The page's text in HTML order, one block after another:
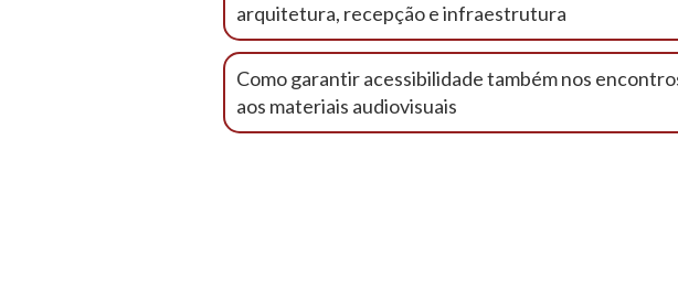
arquitetura, recepção e infraestrutura
Como garantir acessibilidade também nos
aos materiais audiovisuais